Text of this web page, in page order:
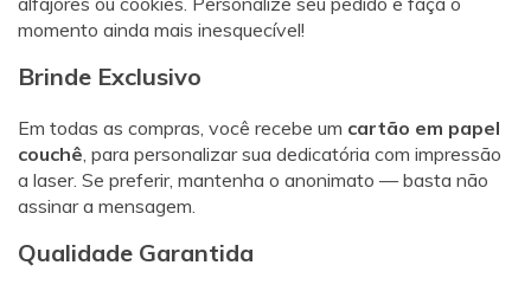
momento ainda mais inesquecível!
Brinde Exclusivo
Em todas as compras, você recebe um cartão em papel
couchê, para personalizar sua dedicatória com impressão
a laser. Se preferir, mantenha o anonimato — basta não
assinar a mensagem.
Qualidade Garantida